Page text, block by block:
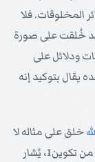
المخلوقات. فلا
قد خُلقت على صورة
ودلائل على
يقال بتوكيد إنه
خلق على مثاله لا
إنساناً واحداً بل الإنسان عموماً. ففي ختام الآية 27 من تكوين1، يُشار